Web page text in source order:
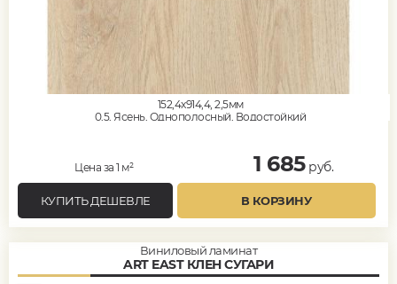
152,4x914,4, 2,5мм
0,5, Ясень, Однополосный, Водостойкий
Цена за 1 м² 1 685руб.
КУПИТЬ ДЕШЕВЛЕ В КОРЗИНУ
Виниловый ламинат
ART EAST КЛЕН СУГАРИ